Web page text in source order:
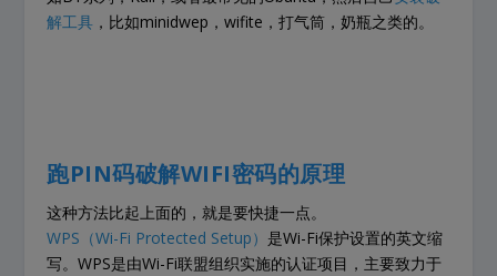
解工具 ，比如minidwep，wifite，打气筒，奶瓶之类的。
跑PIN码破解WIFI密码的原理
这种方法比起上面的，就是要快捷一点。
WPS（Wi-Fi Protected Setup） 是Wi-Fi保护设置的英文缩
写。WPS是由Wi-Fi联盟组织实施的认证项目，主要致力于